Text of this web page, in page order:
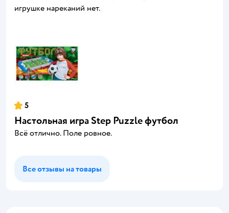
игрушке нареканий нет.
5
Настольная игра Step Puzzle футбол
Всё отлично. Поле ровное.
Все отзывы на товары